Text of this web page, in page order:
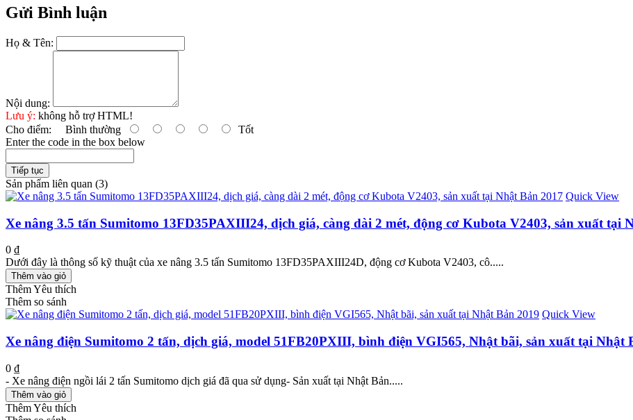
Gửi Bình luận
Họ & Tên:
Nội dung:
Lưu ý: không hỗ trợ HTML!
Cho điểm: Bình thường
Tốt
Enter the code in the box below
Tiếp tục
Sản phẩm liên quan (3)
Quick View
Xe nâng 3.5 tấn Sumitomo 13FD35PAXIII24, dịch giá, càng dài 2 mét, động cơ Kubota V2403, sản xuất tại
0 ₫
Dưới đây là thông số kỹ thuật của xe nâng 3.5 tấn Sumitomo 13FD35PAXIII24D, động cơ Kubota V2403, cô.....
Thêm vào giỏ
Thêm Yêu thích
Thêm so sánh
Quick View
Xe nâng điện Sumitomo 2 tấn, dịch giá, model 51FB20PXIII, bình điện VGI565, Nhật bãi, sản xuất tại Nhật
0 ₫
- Xe nâng điện ngồi lái 2 tấn Sumitomo dịch giá đã qua sử dụng- Sản xuất tại Nhật Bản.....
Thêm vào giỏ
Thêm Yêu thích